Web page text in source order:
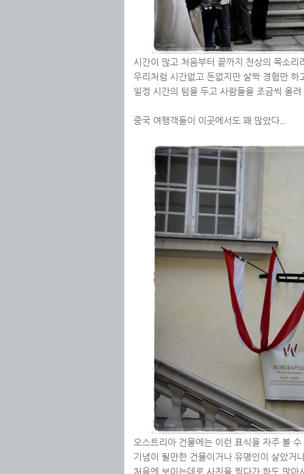
시간이 많고 처음부터 끝까지 천상의 목소리
우리처럼 시간없고 돈없지만 살짝 경험만 하
일정 시간의 텀을 두고 사람들을 조금씩 올려
중국 여행객들이 이곳에서도 꽤 많았다..
오스트리아 건물에는 이런 표식을 자주 볼 수
기념이 될만한 건물이거나 유명인이 살았거
처음엔 보이는데로 사진을 찍다가 하도 많아